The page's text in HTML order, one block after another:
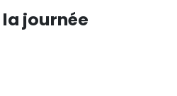
journée